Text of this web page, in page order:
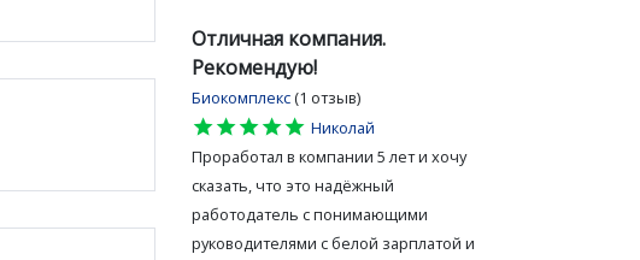
Отличная компания.
Рекомендую!
Биокомплекс (1 отзыв)
star
star
star
star
star
Николай
Проработал в компании 5 лет и хочу
сказать, что это надёжный
работодатель с понимающими
руководителями с белой зарплатой и